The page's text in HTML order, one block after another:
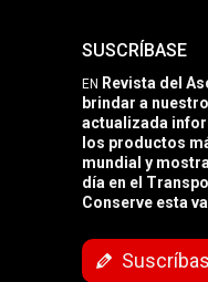
SUSCRÍBASE
EN Revista del
brindar a
actualizada
los productos
mundial y
día en el
Conserve esta